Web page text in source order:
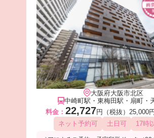
大阪府大阪市北区
中崎町駅・東梅田駅・扇町・
料金： 22,727円（税抜） 25,000
ネット予約可
土日可 17時